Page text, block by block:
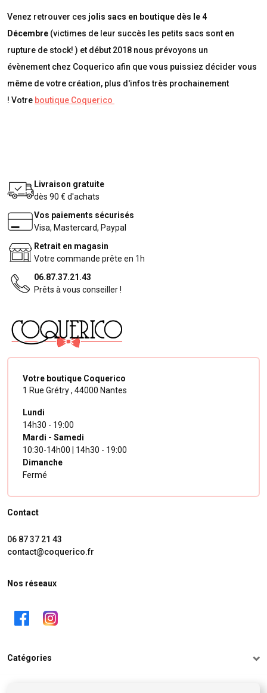
Venez retrouver ces jolis sacs en boutique dès le 4
Décembre (victimes de leur succès les petits sacs sont en
rupture de stock! ) et début 2018 nous prévoyons un
évènement chez Coquerico afin que vous puissiez décider vous
même de votre création, plus d'infos très prochainement
! Votre boutique Coquerico
Livraison gratuite
dès 90 € d'achats
Vos paiements sécurisés
Visa, Mastercard, Paypal
Retrait en magasin
Votre commande prête en 1h
06.87.37.21.43
Prêts à vous conseiller !
Votre boutique Coquerico
1 Rue Grétry , 44000 Nantes
Lundi
14h30 - 19:00
Mardi - Samedi
10:30-14h00 | 14h30 - 19:00
Dimanche
Fermé
Contact
06 87 37 21 43
contact@coquerico.fr
Nos réseaux
Catégories